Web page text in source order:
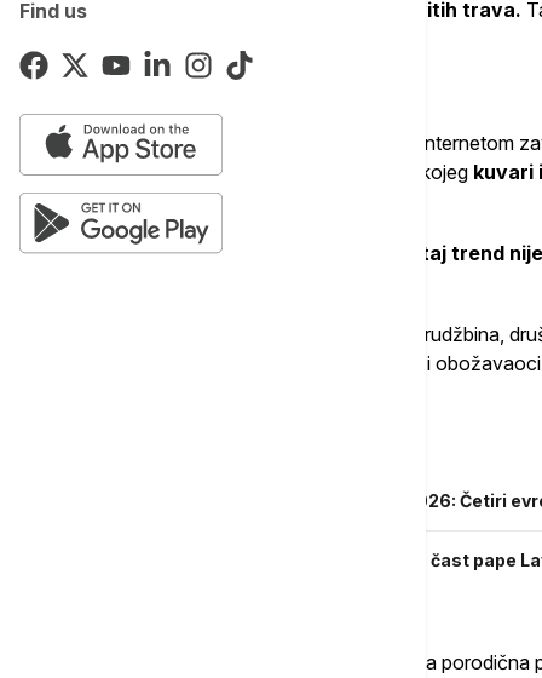
Find usribljeg sosa, soja-sosa i kineskih lekovitih trava.
Priča o restoranu stiže u trenutku kada je internetom
(forever soup ili perpetual stew), u okviru kojeg kuvari
gulašima koji se krčkaju veoma dugo.
U restoranu "Wattana Panich", međutim,
taj trend
Goveđa supa sa rezancima čini većinu narudžbina,
odsto u poslednjih pet godina, a posetioci i
Top 10 najboljih gastro destinacija u 2026: Četiri
Madridski poslastičari napravili kolač u čast pape
Stručnjaci za bezbednost hrane navode da